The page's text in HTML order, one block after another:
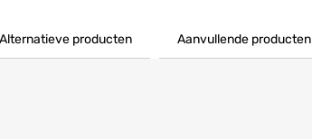
Alternatieve producten Aanvullende producten